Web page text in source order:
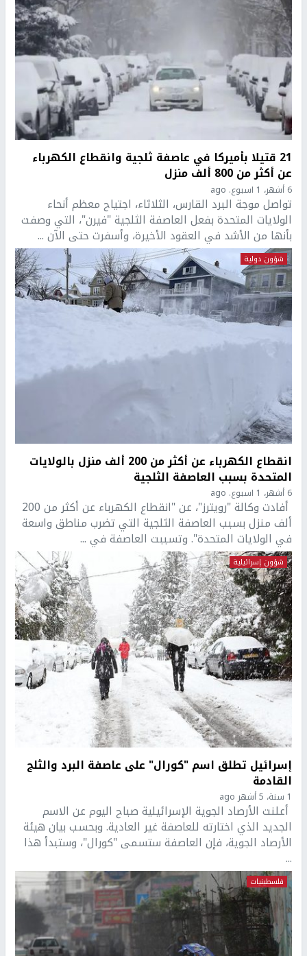
21 قتيلا بأميركا في عاصفة ثلجية وانقطاع الكهرباء
عن أكثر من 800 ألف منزل
6 أشهر، 1 اسبوع. ago
تواصل موجة البرد القارس، الثلاثاء، اجتياح معظم أنحاء
الولايات المتحدة بفعل العاصفة الثلجية "فيرن"، التي وصفت
بأنها من الأشد في العقود الأخيرة، وأسفرت حتى الآن ...
شؤون دولية
انقطاع الكهرباء عن أكثر من 200 ألف منزل بالولايات
المتحدة بسبب العاصفة الثلجية
6 أشهر، 1 اسبوع. ago
أفادت وكالة "رويترز"، عن "انقطاع الكهرباء عن أكثر من 200
ألف منزل بسبب ​العاصفة الثلجية​ التي تضرب مناطق واسعة
في الولايات المتحدة". وتسببت العاصفة في ...
شؤون إسرائيلية
إسرائيل تطلق اسم "كورال" على عاصفة البرد والثلج
القادمة
1 سنة، 5 أشهر ago
أعلنت الأرصاد الجوية الإسرائيلية صباح اليوم عن الاسم
الجديد الذي اختارته للعاصفة غير العادية. وبحسب بيان هيئة
الأرصاد الجوية، فإن العاصفة ستسمى "كورال"، وستبدأ هذا
...
فلسطينيات